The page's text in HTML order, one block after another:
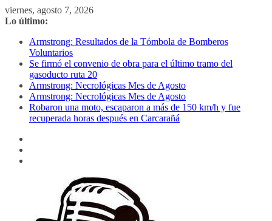
Saltar
al
viernes, agosto 7, 2026
Lo último:
Armstrong: Resultados de la Tómbola de Bomberos
Voluntarios
Se firmó el convenio de obra para el último tramo del
gasoducto ruta 20
Armstrong: Necrológicas Mes de Agosto
Armstrong: Necrológicas Mes de Agosto
Robaron una moto, escaparon a más de 150 km/h y fue
recuperada horas después en Carcarañá